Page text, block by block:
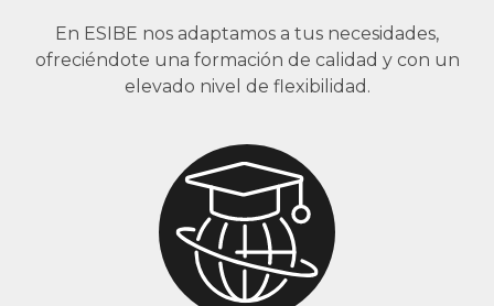
En ESIBE nos adaptamos a tus necesidades,
ofreciéndote una formación de calidad y con un
elevado nivel de flexibilidad.